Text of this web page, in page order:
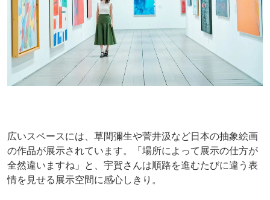
広いスペースには、草間彌生や菅井汲など日本の抽象絵画
の作品が展示されています。「場所によって展示の仕方が
全然違いますね」と、宇賀さんは順路を進むたびに違う表
情を見せる展示空間に感心しきり。